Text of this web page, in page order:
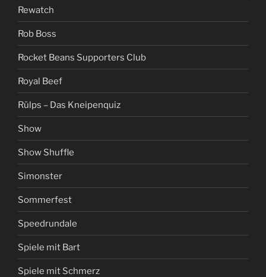
Rewatch
Rob Boss
Rocket Beans Supporters Club
Royal Beef
Rülps – Das Kneipenquiz
Show
Show Shuffle
Simonster
Sommerfest
Speedrundale
Spiele mit Bart
Spiele mit Schmerz